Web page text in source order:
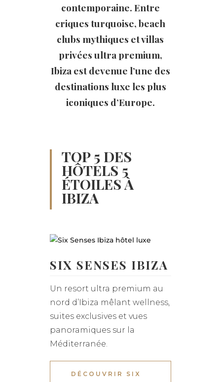
contemporaine. Entre
criques turquoise, beach
clubs mythiques et villas
privées ultra premium,
Ibiza est devenue l’une des
destinations luxe les plus
iconiques d’Europe.
TOP 5 DES
HÔTELS 5
ÉTOILES À
IBIZA
SIX SENSES IBIZA
Un resort ultra premium au
nord d’Ibiza mêlant wellness,
suites exclusives et vues
panoramiques sur la
Méditerranée.
DÉCOUVRIR SIX